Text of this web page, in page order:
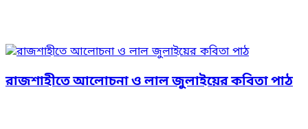
রাজশাহীতে আলোচনা ও লাল জুলাইয়ের কবিতা পাঠ